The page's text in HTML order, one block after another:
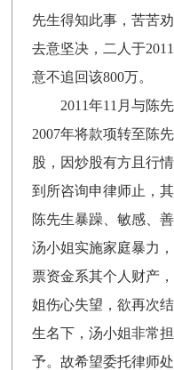
先生得知此事，苦苦
去意坚决，二人于
意不追回该800万。
2011年11月与陈先
2007年将款项转至陈
股，因炒股有方且行
到所咨询申律师止，
陈先生暴躁、敏感、
汤小姐实施家庭暴力
票资金系其个人财产
姐伤心失望，欲再次
生名下，汤小姐非常
予。故希望委托律师